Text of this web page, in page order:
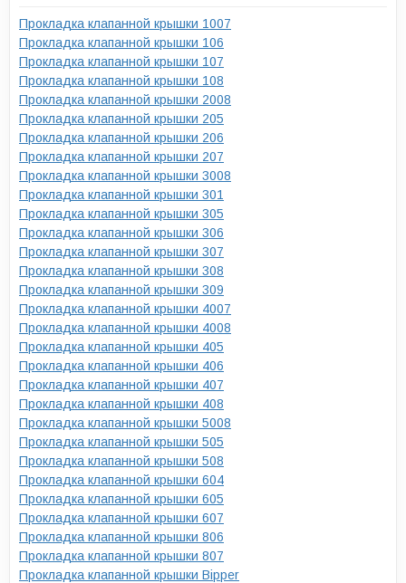
Прокладка клапанной крышки 1007
Прокладка клапанной крышки 106
Прокладка клапанной крышки 107
Прокладка клапанной крышки 108
Прокладка клапанной крышки 2008
Прокладка клапанной крышки 205
Прокладка клапанной крышки 206
Прокладка клапанной крышки 207
Прокладка клапанной крышки 3008
Прокладка клапанной крышки 301
Прокладка клапанной крышки 305
Прокладка клапанной крышки 306
Прокладка клапанной крышки 307
Прокладка клапанной крышки 308
Прокладка клапанной крышки 309
Прокладка клапанной крышки 4007
Прокладка клапанной крышки 4008
Прокладка клапанной крышки 405
Прокладка клапанной крышки 406
Прокладка клапанной крышки 407
Прокладка клапанной крышки 408
Прокладка клапанной крышки 5008
Прокладка клапанной крышки 505
Прокладка клапанной крышки 508
Прокладка клапанной крышки 604
Прокладка клапанной крышки 605
Прокладка клапанной крышки 607
Прокладка клапанной крышки 806
Прокладка клапанной крышки 807
Прокладка клапанной крышки Bipper